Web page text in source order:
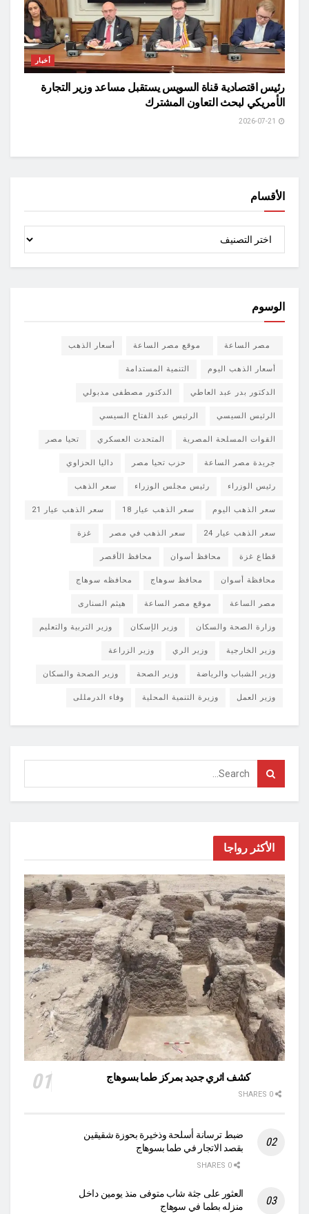
أخبار
رئيس اقتصادية قناة السويس يستقبل مساعد وزير التجارة
الأمريكي لبحث التعاون المشترك
الأقسام
الوسوم
مصر الساعة موقع مصر الساعة أسعار الذهب
أسعار الذهب اليوم التنمية المستدامة
الدكتور بدر عبد العاطي الدكتور مصطفى مدبولي
الرئيس السيسي الرئيس عبد الفتاح السيسي
القوات المسلحة المصرية المتحدث العسكري تحيا مصر
جريدة مصر الساعة حزب تحيا مصر داليا الحزاوي
رئيس الوزراء رئيس مجلس الوزراء سعر الذهب
سعر الذهب اليوم سعر الذهب عيار 18 سعر الذهب عيار 21
سعر الذهب عيار 24 سعر الذهب في مصر غزة
قطاع غزة محافظ أسوان محافظ الأقصر
محافظة أسوان محافظ سوهاج محافظه سوهاج
مصر الساعة موقع مصر الساعة هيثم السنارى
وزارة الصحة والسكان وزير الإسكان وزير التربية والتعليم
وزير الخارجية وزير الري وزير الزراعة
وزير الشباب والرياضة وزير الصحة وزير الصحة والسكان
وزير العمل وزيرة التنمية المحلية وفاء الدرمللى
الأكثر رواجا
كشف اثري جديد بمركز طما بسوهاج
ضبط ترسانة أسلحة وذخيرة بحوزة شقيقين
بقصد الاتجار في طما بسوهاج
العثور على جثة شاب متوفى منذ يومين داخل
منزله بطما في سوهاج